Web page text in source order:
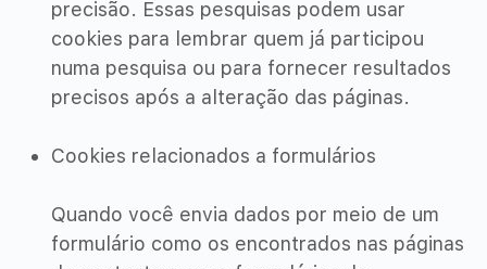
precisão. Essas pesquisas podem usar
cookies para lembrar quem já participou
numa pesquisa ou para fornecer resultados
precisos após a alteração das páginas.
Cookies relacionados a formulários
Quando você envia dados por meio de um
formulário como os encontrados nas páginas